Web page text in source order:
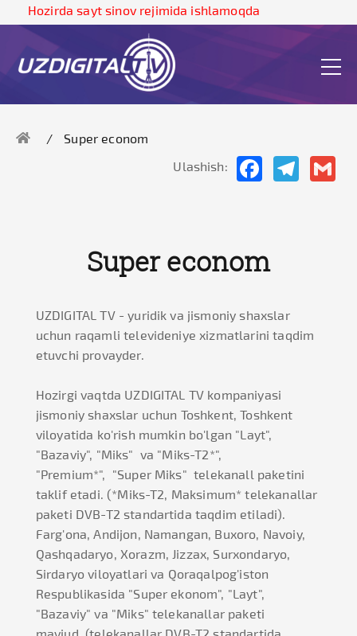
Hozirda sayt sinov rejimida ishlamoqda
Super econom
Ulashish:
FacebookTelegram
Super econom
UZDIGITAL TV - yuridik va jismoniy shaxslar
uchun raqamli televideniye xizmatlarini taqdim
etuvchi provayder.
Hozirgi vaqtda UZDIGITAL TV kompaniyasi
jismoniy shaxslar uchun Toshkent, Toshkent
viloyatida ko'rish mumkin bo'lgan "Layt",
"Bazaviy", "Miks" va "Miks-T2*",
"Premium*", "Super Miks" telekanall paketini
taklif etadi. (*Miks-T2, Maksimum* telekanallar
paketi DVB-T2 standartida taqdim etiladi).
Farg'ona, Andijon, Namangan, Buxoro, Navoiy,
Qashqadaryo, Xorazm, Jizzax, Surxondaryo,
Sirdaryo viloyatlari va Qoraqalpog'iston
Respublikasida "Super ekonom", "Layt",
"Bazaviy" va "Miks" telekanallar paketi